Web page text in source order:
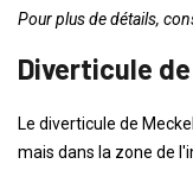
Pour plus de détails,
Diverticule
Le diverticule de
mais dans la zone de